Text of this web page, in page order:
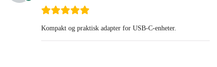
Kompakt og praktisk adapter for USB-C-enheter.